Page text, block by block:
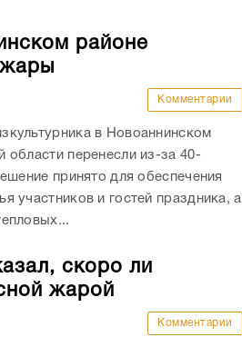
районе
жары
Комментарии
в Новоаннинском
области перенесли из-за 40-
принято для обеспечения
участников и гостей праздника, а
скоро ли
жарой
Комментарии